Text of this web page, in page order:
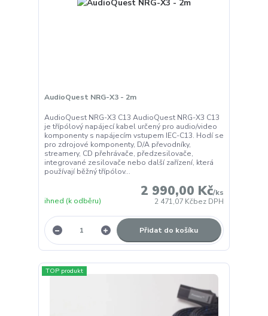
AudioQuest NRG-X3 - 2m
AudioQuest NRG-X3 C13 AudioQuest NRG-X3 C13
je třípólový napájecí kabel určený pro audio/video
komponenty s napájecím vstupem IEC-C13. Hodí se
pro zdrojové komponenty, D/A převodníky,
streamery, CD přehrávače, předzesilovače,
integrované zesilovače nebo další zařízení, která
používají běžný třípólov...
2 990,00 Kč/ks
2 471,07 Kčbez DPH
ihned (k odběru)
Přidat do košíku
TOP produkt